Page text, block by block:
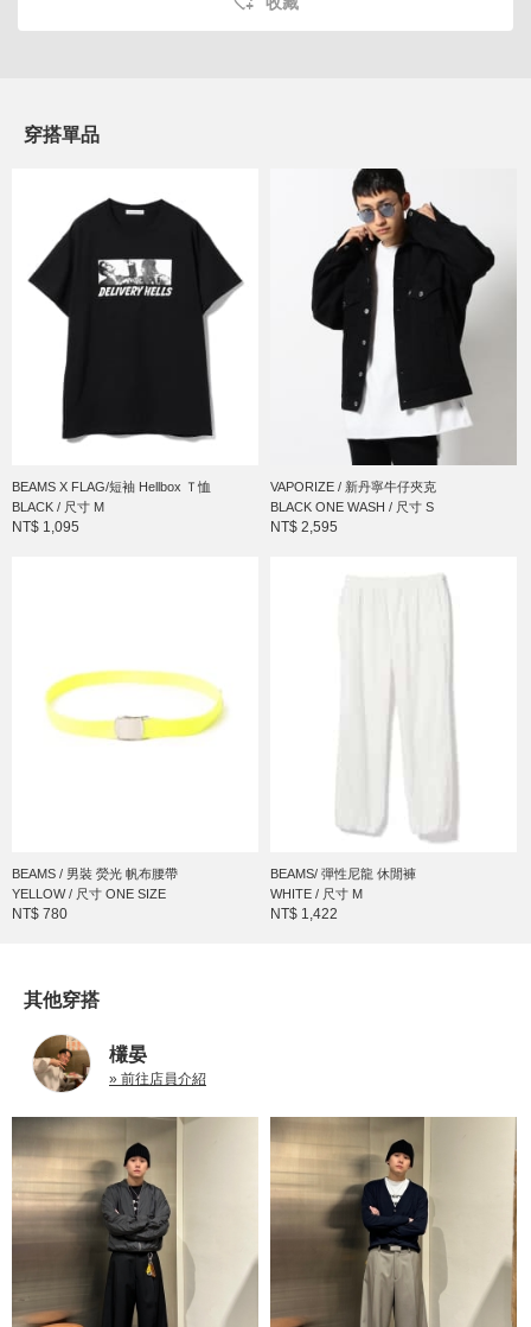
穿搭單品
BEAMS X FLAG/短袖 Hellbox Ｔ恤
BLACK / 尺寸 M
NT$ 1,095
VAPORIZE / 新丹寧牛仔夾克
BLACK ONE WASH / 尺寸 S
NT$ 2,595
BEAMS / 男裝 熒光 帆布腰帶
YELLOW / 尺寸 ONE SIZE
NT$ 780
BEAMS/ 彈性尼龍 休閒褲
WHITE / 尺寸 M
NT$ 1,422
其他穿搭
欉晏
» 前往店員介紹